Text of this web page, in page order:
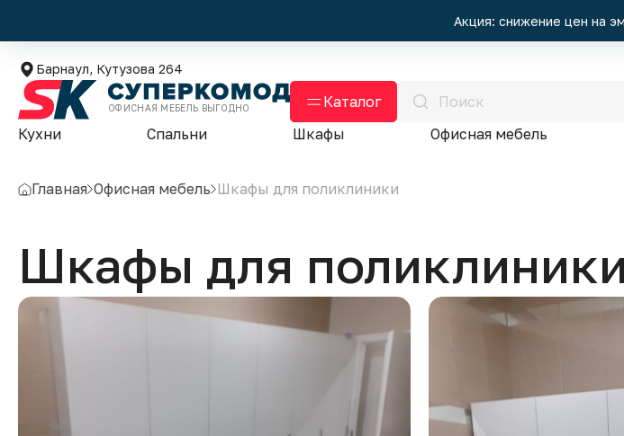
Акция: снижение цен на
Барнаул, Кутузова 264
ОФИСНАЯ МЕБЕЛЬ ВЫГОДНО Каталог
Кухни
Спальни Шкафы Офисная мебель
Главная Офисная мебель Шкафы для поликлиники
Шкафы для